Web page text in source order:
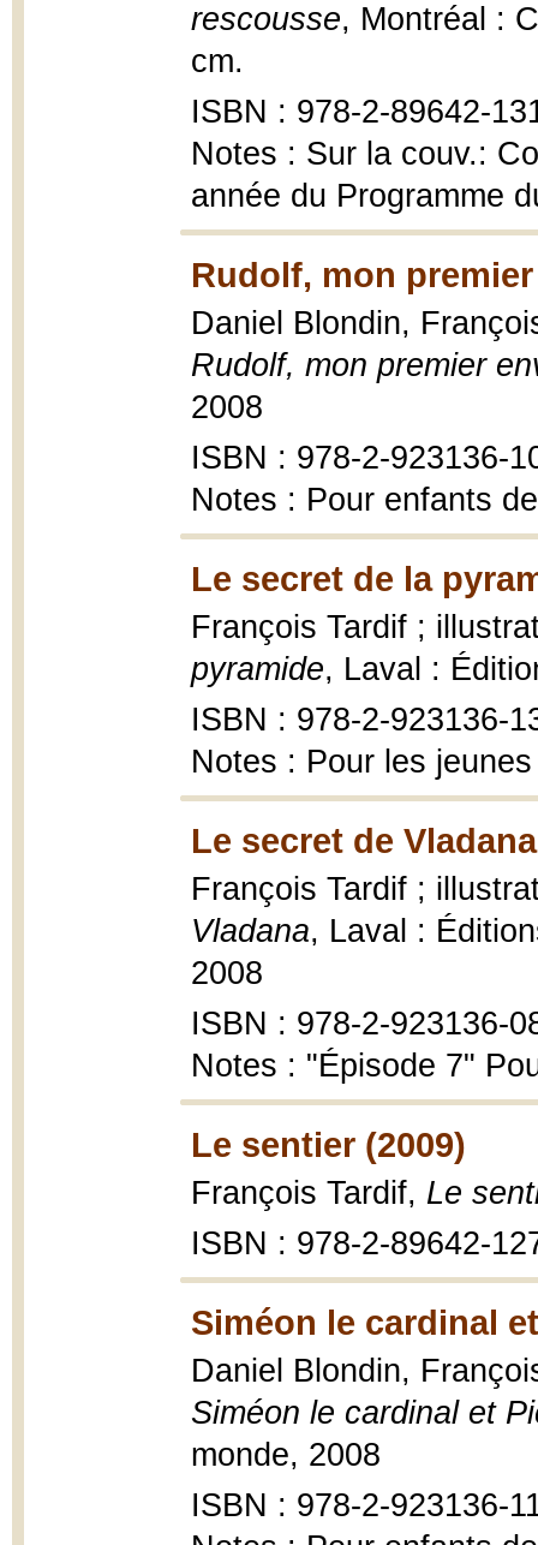
rescousse, Montréal :
cm.
ISBN : 978-2-89642-
Notes : Sur la couv.:
année du Programme
Rudolf, mon
Daniel Blondin,
Rudolf, mon premier
2008
ISBN : 978-2-923136-
Notes : Pour enfants
Le secret de la
François Tardif ;
pyramide, Laval :
ISBN : 978-2-923136-
Notes : Pour les
Le secret de
François Tardif ;
Vladana, Laval :
2008
ISBN : 978-2-923136-
Notes : "Épisode 7"
Le sentier (2009)
François Tardif, Le
ISBN : 978-2-89642-
Siméon le cardinal
Daniel Blondin,
Siméon le cardinal et
monde, 2008
ISBN : 978-2-923136-